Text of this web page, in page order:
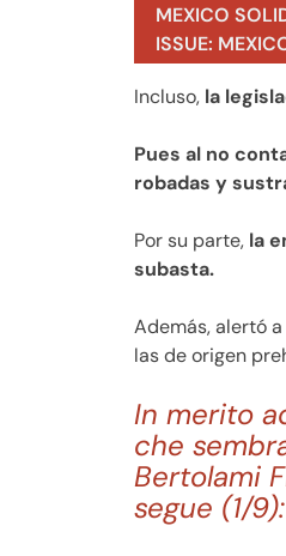
MEXICO
ISSUE:
Incluso, la
Pues al no
robadas y
Por su parte, la
subasta.
Además, alertó
las de origen
In merito
che
Bertolami
segue (1/9):